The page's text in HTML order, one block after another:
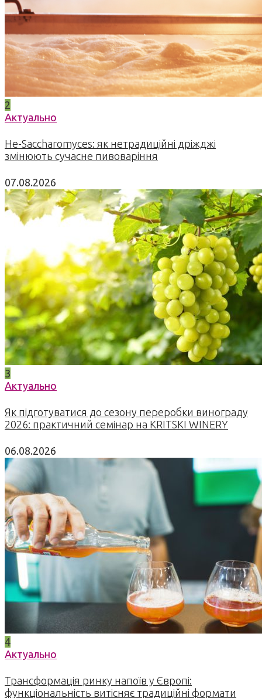
2
Актуально
Не-Saccharomyces: як нетрадиційні дріжджі
змінюють сучасне пивоваріння
07.08.2026
3
Актуально
Як підготуватися до сезону переробки винограду
2026: практичний семінар на KRITSKI WINERY
06.08.2026
4
Актуально
Трансформація ринку напоїв у Європі:
функціональність витісняє традиційні формати